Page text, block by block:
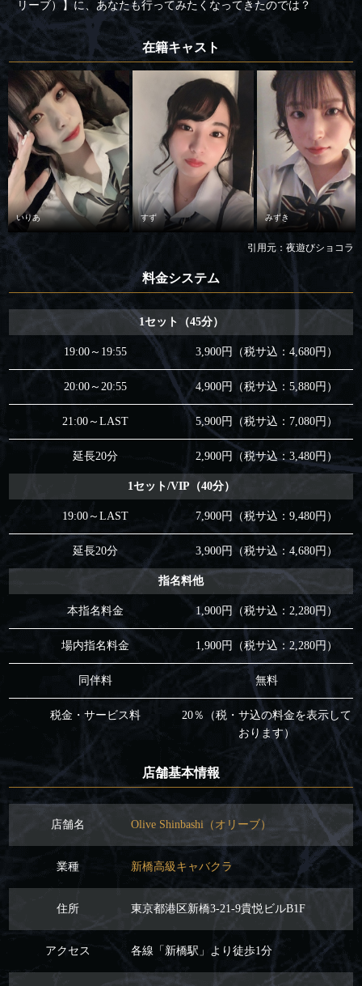
リーブ）】に、あなたも行ってみたくなってきたのでは？
在籍キャスト
いりあ すず みずき
引用元：夜遊びショコラ
料金システム
1セット（45分）
19:00～19:55 3,900円（税サ込：4,680円）
20:00～20:55 4,900円（税サ込：5,880円）
21:00～LAST 5,900円（税サ込：7,080円）
延長20分 2,900円（税サ込：3,480円）
1セット/VIP（40分）
19:00～LAST 7,900円（税サ込：9,480円）
延長20分 3,900円（税サ込：4,680円）
指名料他
本指名料金 1,900円（税サ込：2,280円）
場内指名料金 1,900円（税サ込：2,280円）
同伴料 無料
税金・サービス料
20％（税・サ込の料金を表示して
おります）
店舗基本情報
店舗名 Olive Shinbashi（オリーブ）
業種 新橋高級キャバクラ
住所 東京都港区新橋3-21-9貴悦ビルB1F
アクセス 各線「新橋駅」より徒歩1分